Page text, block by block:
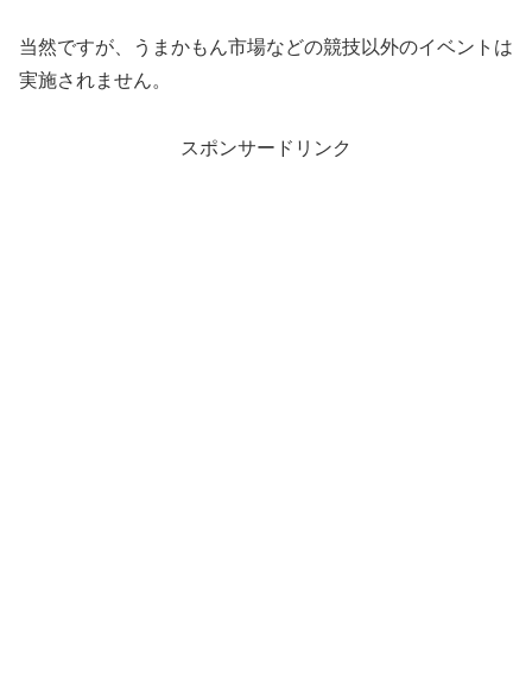
当然ですが、うまかもん市場などの競技以外のイベントは
実施されません。
スポンサードリンク